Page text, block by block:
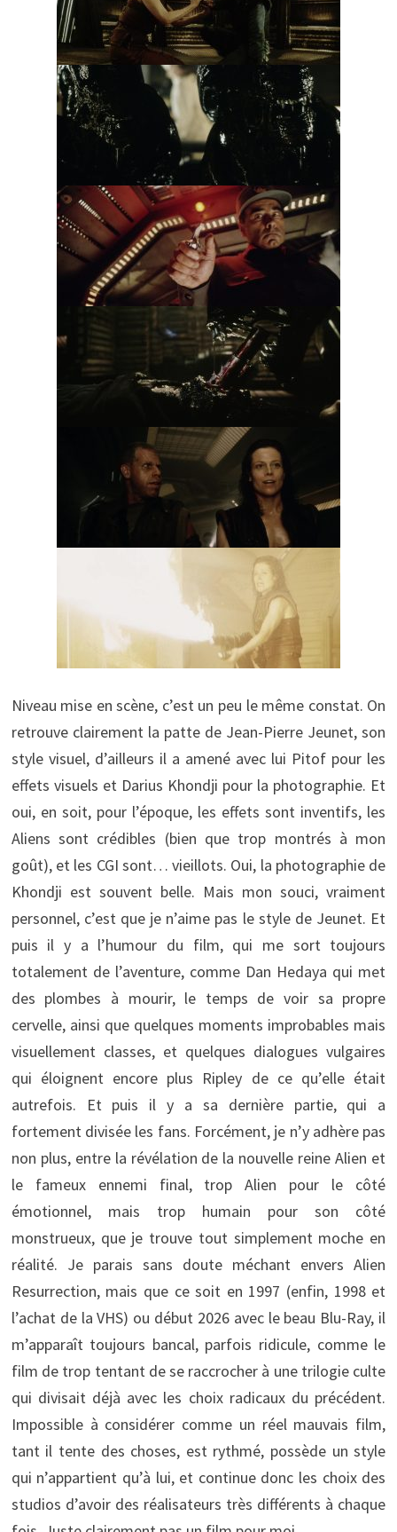
Niveau mise en scène, c’est un peu le même constat. On
retrouve clairement la patte de Jean-Pierre Jeunet, son
style visuel, d’ailleurs il a amené avec lui Pitof pour les
effets visuels et Darius Khondji pour la photographie. Et
oui, en soit, pour l’époque, les effets sont inventifs, les
Aliens sont crédibles (bien que trop montrés à mon
goût), et les CGI sont… vieillots. Oui, la photographie de
Khondji est souvent belle. Mais mon souci, vraiment
personnel, c’est que je n’aime pas le style de Jeunet. Et
puis il y a l’humour du film, qui me sort toujours
totalement de l’aventure, comme Dan Hedaya qui met
des plombes à mourir, le temps de voir sa propre
cervelle, ainsi que quelques moments improbables mais
visuellement classes, et quelques dialogues vulgaires
qui éloignent encore plus Ripley de ce qu’elle était
autrefois. Et puis il y a sa dernière partie, qui a
fortement divisée les fans. Forcément, je n’y adhère pas
non plus, entre la révélation de la nouvelle reine Alien et
le fameux ennemi final, trop Alien pour le côté
émotionnel, mais trop humain pour son côté
monstrueux, que je trouve tout simplement moche en
réalité. Je parais sans doute méchant envers Alien
Resurrection, mais que ce soit en 1997 (enfin, 1998 et
l’achat de la VHS) ou début 2026 avec le beau Blu-Ray, il
m’apparaît toujours bancal, parfois ridicule, comme le
film de trop tentant de se raccrocher à une trilogie culte
qui divisait déjà avec les choix radicaux du précédent.
Impossible à considérer comme un réel mauvais film,
tant il tente des choses, est rythmé, possède un style
qui n’appartient qu’à lui, et continue donc les choix des
studios d’avoir des réalisateurs très différents à chaque